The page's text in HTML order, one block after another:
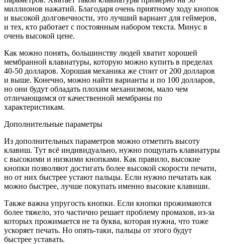
миллионов нажатий. Благодаря очень приятному ходу кнопок
и высокой долговечности, это лучший вариант для геймеров,
и тех, кто работает с постоянным набором текста. Минус в
очень высокой цене.
Как можно понять, большинству людей хватит хорошей
мембранной клавиатуры, которую можно купить в пределах
40-50 долларов. Хорошая механика же стоит от 200 долларов
и выше. Конечно, можно найти варианты и по 100 долларов,
но они будут обладать плохим механизмом, мало чем
отличающимся от качественной мембраны по
характеристикам.
Дополнительные параметры
Из дополнительных параметров можно отметить высоту
клавиш. Тут всё индивидуально, нужно пощупать клавиатуры
с высокими и низкими кнопками. Как правило, высокие
кнопки позволяют достигать более высокой скорости печати,
но от них быстрее устают пальцы. Если нужно печатать как
можно быстрее, лучше покупать именно высокие клавиши.
Также важна упругость кнопки. Если кнопки прожимаются
более тяжело, это частично решает проблему промахов, из-за
которых прожимается не та буква, которая нужна, что тоже
ускоряет печать. Но опять-таки, пальцы от этого будут
быстрее уставать.